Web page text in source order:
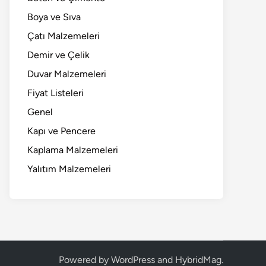
Boya ve Sıva
Çatı Malzemeleri
Demir ve Çelik
Duvar Malzemeleri
Fiyat Listeleri
Genel
Kapı ve Pencere
Kaplama Malzemeleri
Yalıtım Malzemeleri
Powered by WordPress and HybridMag.